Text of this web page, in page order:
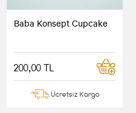
Baba Konsept Cupcake
200,00 TL
Ücretsiz Kargo